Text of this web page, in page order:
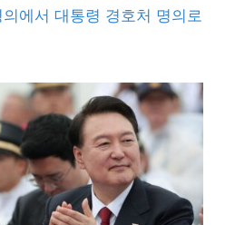
에서 대통령 경호처 명의로